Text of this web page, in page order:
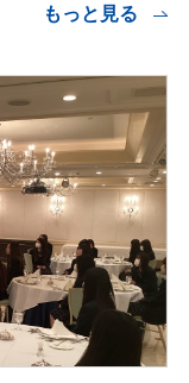
もっと見る